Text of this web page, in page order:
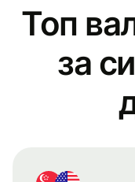
Топ
за